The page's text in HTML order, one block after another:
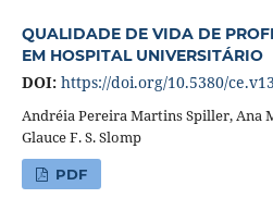
QUALIDADE DE VIDA DE
EM HOSPITAL UNIVERSITÁRIO
DOI: https://doi.org/10.5380/
Andréia Pereira Martins Spiller, Ana
Glauce F. S. Slomp
PDF